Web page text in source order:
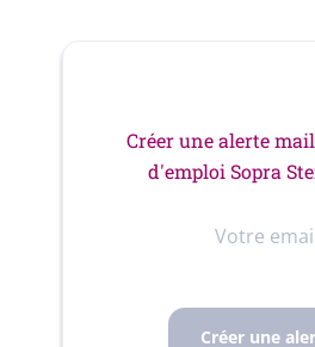
Créer une alerte
d'emploi Sopra